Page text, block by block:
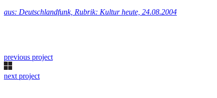
aus: Deutschlandfunk, Rubrik: Kultur heute, 24.08.2004
previous project
next project